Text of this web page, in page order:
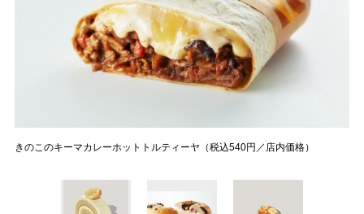
きのこのキーマカレーホットトルティーヤ（税込540円／店内価格）